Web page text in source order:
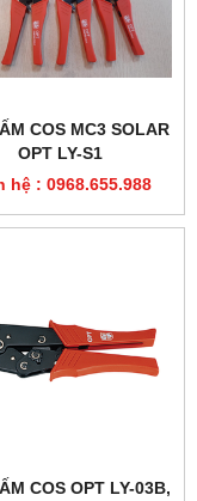
COS MC3 SOLAR
OPT LY-S1
hệ : 0968.655.988
COS OPT LY-03B,